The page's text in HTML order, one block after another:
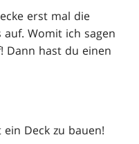
erst mal die
Womit ich sagen
Dann hast du einen
Deck zu bauen!